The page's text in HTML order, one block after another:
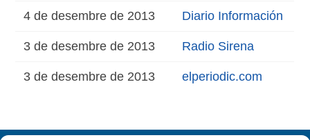
4 de desembre de 2013 Diario Información
3 de desembre de 2013 Radio Sirena
3 de desembre de 2013 elperiodic.com